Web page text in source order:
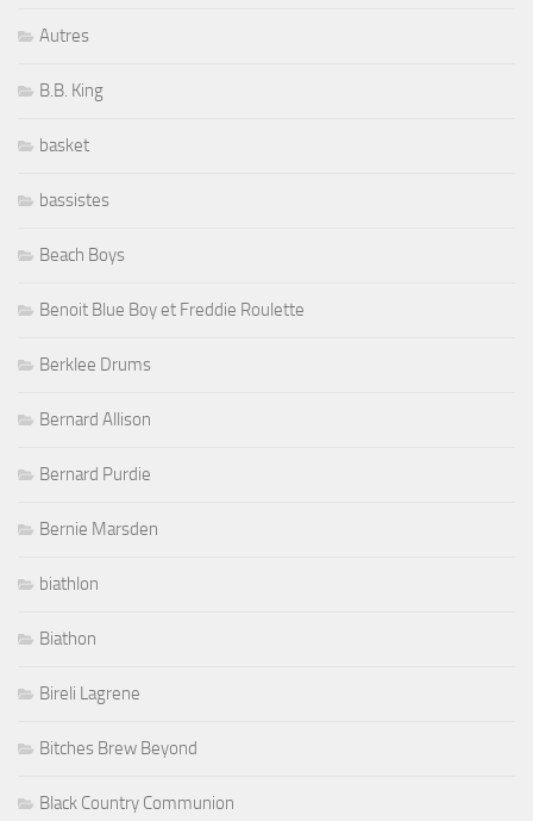
Autres
B.B. King
basket
bassistes
Beach Boys
Benoit Blue Boy et Freddie Roulette
Berklee Drums
Bernard Allison
Bernard Purdie
Bernie Marsden
biathlon
Biathon
Bireli Lagrene
Bitches Brew Beyond
Black Country Communion